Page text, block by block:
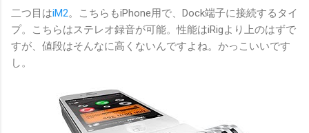
二つ目はiM2。こちらもiPhone用で、Dock端子に接続するタイ
プ。こちらはステレオ録音が可能。性能はiRigより上のはずで
すが、値段はそんなに高くないんですよね。かっこいいです
し。